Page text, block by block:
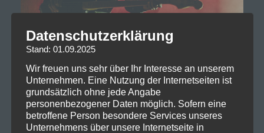
Datenschutzerklärung
Stand: 01.09.2025
Wir freuen uns sehr über Ihr Interesse an unserem
Unternehmen. Eine Nutzung der Internetseiten ist
grundsätzlich ohne jede Angabe
personenbezogener Daten möglich. Sofern eine
betroffene Person besondere Services unseres
Unternehmens über unsere Internetseite in